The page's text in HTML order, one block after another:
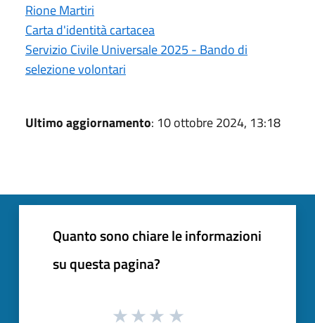
Rione Martiri
Carta d'identità cartacea
Servizio Civile Universale 2025 - Bando di
selezione volontari
Ultimo aggiornamento: 10 ottobre 2024, 13:18
Quanto sono chiare le informazioni
su questa pagina?